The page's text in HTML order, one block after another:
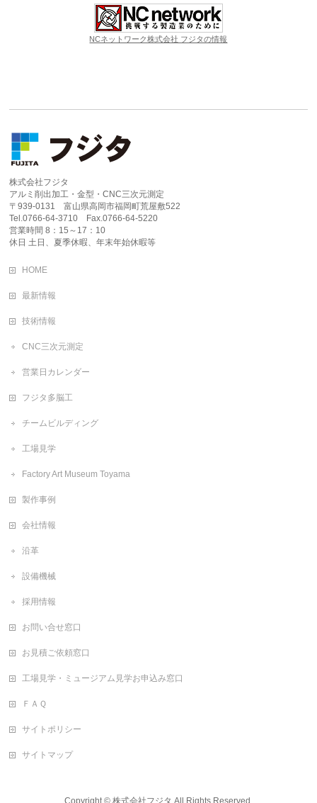
NCネットワーク株式会社 フジタの情報
株式会社フジタ
アルミ削出加工・金型・CNC三次元測定
〒939-0131 富山県高岡市福岡町荒屋敷522
Tel.0766-64-3710 Fax.0766-64-5220
営業時間 8：15～17：10
休日 土日、夏季休暇、年末年始休暇等
HOME
最新情報
技術情報
CNC三次元測定
営業日カレンダー
フジタ多脳工
チームビルディング
工場見学
Factory Art Museum Toyama
製作事例
会社情報
沿革
設備機械
採用情報
お問い合せ窓口
お見積ご依頼窓口
工場見学・ミュージアム見学お申込み窓口
ＦＡＱ
サイトポリシー
サイトマップ
Copyright © 株式会社フジタ All Rights Reserved.